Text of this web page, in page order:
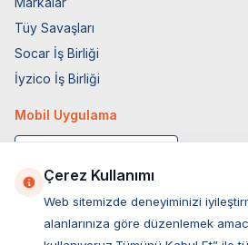
Tüy Savaşları
Socar İş Birliği
İyzico İş Birliği
Mobil Uygulama
Çerez Kullanımı
Web sitemizde deneyiminizi
alanlarınıza göre düzenlemek